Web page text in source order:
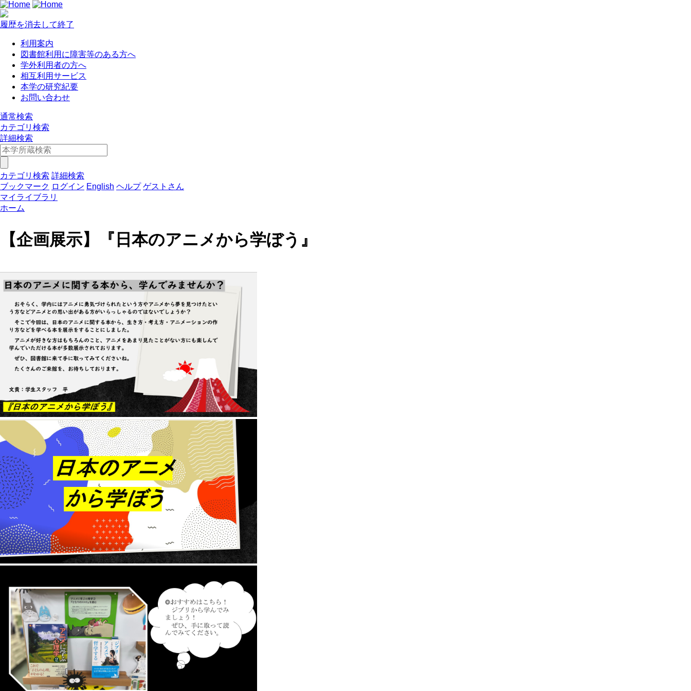
履歴を消去して終了
利用案内
図書館利用に障害等のある方へ
学外利用者の方へ
相互利用サービス
本学の研究紀要
お問い合わせ
通常検索
カテゴリ検索
詳細検索
カテゴリ検索 詳細検索
ブックマーク ログイン English ヘルプ ゲストさん
マイライブラリ
ホーム
【企画展示】『日本のアニメから学ぼう』